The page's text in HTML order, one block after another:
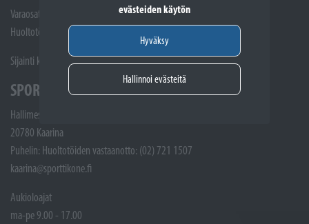
evästeiden käytön
Hyväksy
Hallinnoi evästeitä
Varaosat: (02) 721 1407
Huoltotöiden vastaanotto: 02 7211405
Sijainti kartalla
SPORTTIKONE KAARINA
Hallimestarinkatu 4
20780 Kaarina
Puhelin: Huoltotöiden vastaanotto: (02) 721 1507
kaarina@sporttikone.fi
Aukioloajat
ma-pe 9.00 - 17.00